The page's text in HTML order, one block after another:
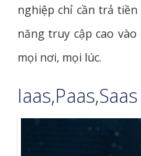
nghiệp chỉ cần trả
năng truy cập cao
mọi nơi, mọi lúc.